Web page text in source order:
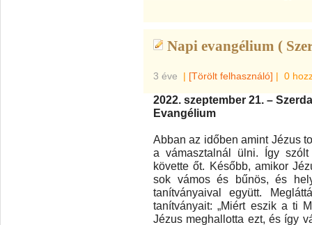
Napi evangélium (
3 éve | [Törölt felhasználó] | 0
2022. szeptember 21. –
Evangélium
Abban az időben amint Jézus
a vámasztalnál ülni. Így
követte őt. Később, amikor
sok vámos és bűnös, és
tanítványaival együtt.
tanítványait: „Miért eszik a ti
Jézus meghallotta ezt, és így